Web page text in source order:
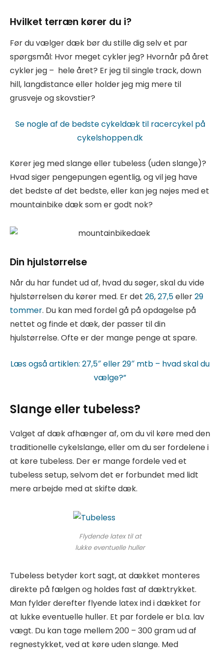
Hvilket terræn kører du i?
Før du vælger dæk bør du stille dig selv et par
spørgsmål: Hvor meget cykler jeg? Hvornår på året
cykler jeg – hele året? Er jeg til single track, down
hill, langdistance eller holder jeg mig mere til
grusveje og skovstier?
Se nogle af de bedste cykeldæk til racercykel på
cykelshoppen.dk
Kører jeg med slange eller tubeless (uden slange)?
Hvad siger pengepungen egentlig, og vil jeg have
det bedste af det bedste, eller kan jeg nøjes med et
mountainbike dæk som er godt nok?
Din hjulstørrelse
Når du har fundet ud af, hvad du søger, skal du vide
hjulstørrelsen du kører med. Er det 26,27,5eller29
tommer. Du kan med fordel gå på opdagelse på
nettet og finde et dæk, der passer til din
hjulstørrelse. Ofte er der mange penge at spare.
Læs også artiklen: 27,5″ eller 29″ mtb – hvad skal du
vælge?”
Slange eller tubeless?
Valget af dæk afhænger af, om du vil køre med den
traditionelle cykelslange, eller om du ser fordelene i
at køre tubeless. Der er mange fordele ved et
tubeless setup, selvom det er forbundet med lidt
mere arbejde med at skifte dæk.
Flydende latex til at
lukke eventuelle huller
Tubeless betyder kort sagt, at dækket monteres
direkte på fælgen og holdes fast af dæktrykket.
Man fylder derefter flyende latex ind i dækket for
at lukke eventuelle huller. Et par fordele er bl.a. lav
vægt. Du kan tage mellem 200 – 300 gram ud af
regnestykket, ved at køre uden slange. Med